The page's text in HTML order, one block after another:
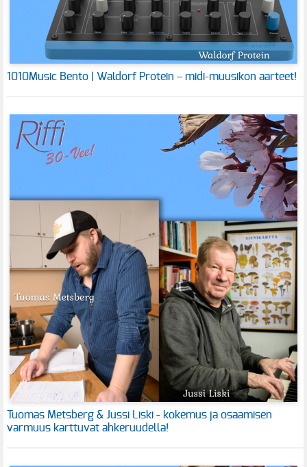
1010Music Bento | Waldorf Protein – midi-muusikon aarteet!
Tuomas Metsberg & Jussi Liski - kokemus ja osaamisen
varmuus karttuvat ahkeruudella!